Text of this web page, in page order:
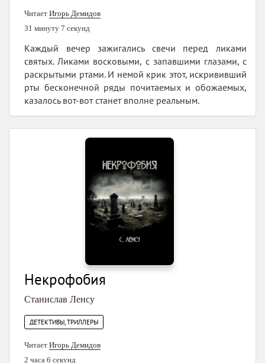
Читает Игорь Демидов
31 минуту 7 секунд
Каждый вечер зажигались свечи перед ликами
святых. Ликами восковыми, с запавшими глазами, с
раскрытыми ртами. И немой крик этот, искрививший
рты бесконечной ряды почитаемых и обожаемых,
казалось вот-вот станет вполне реальным.
Некрофобия
Станислав Ленсу
ДЕТЕКТИВЫ, ТРИЛЛЕРЫ
Читает Игорь Демидов
2 часа 6 секунд